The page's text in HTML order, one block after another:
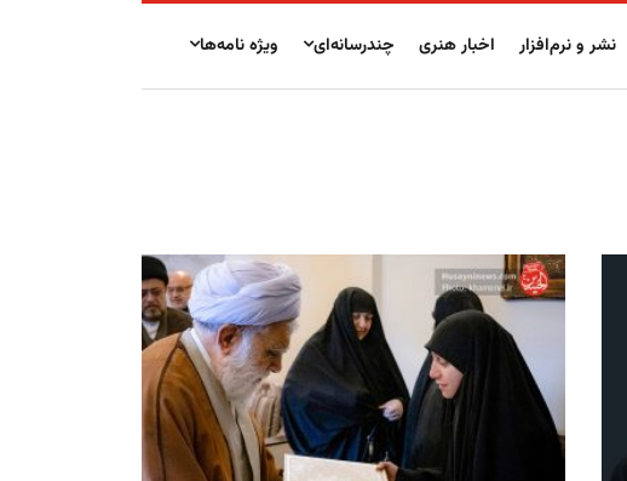
نشر و نرم‌افزار اخبار هنری چندرسانه‌ای ویژه نامه‌ها